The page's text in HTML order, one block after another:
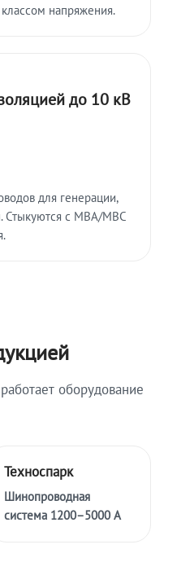
напряжения.
до 10 кВ
для генерации,
Стыкуются с МВА/МВС
оборудование
Техноспарк
Шинопроводная
система 1200–5000 А